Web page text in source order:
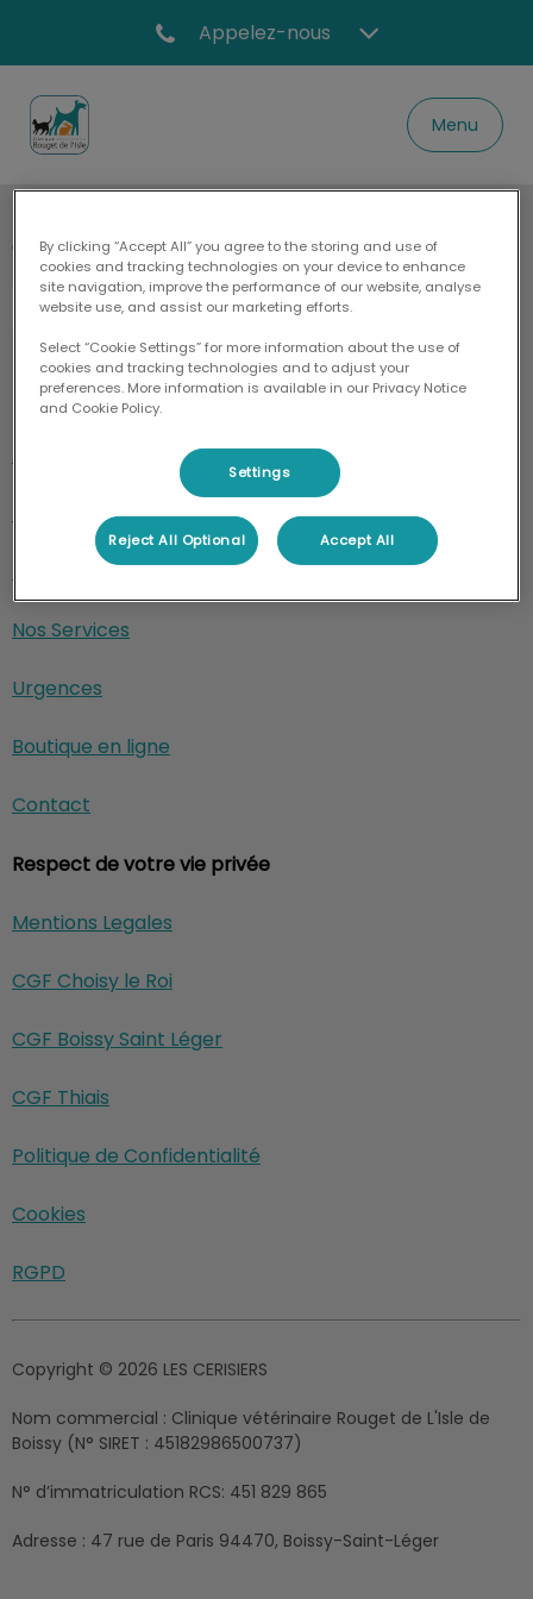
Appelez-nous
Menu
Page d'accueil de Clinique vétérinaire
Explorer
Accueil
Nos Structures
Nos Services
Urgences
Boutique en ligne
Contact
Respect de votre vie privée
Mentions Legales
CGF Choisy le Roi
CGF Boissy Saint Léger
CGF Thiais
Politique de Confidentialité
Cookies
RGPD
Clinique vétérinaire Rouget de L'Isle
Copyright © 2026 LES CERISIERS
Nom commercial : Clinique vétérinaire Rouget de L'Isle de
Boissy (N° SIRET : 45182986500737)
N° d’immatriculation RCS: 451 829 865
Adresse : 47 rue de Paris 94470, Boissy-Saint-Léger
By clicking “Accept All” you agree to the storing and use of
cookies and tracking technologies on your device to enhance
site navigation, improve the performance of our website, analyse
website use, and assist our marketing efforts.
Select “Cookie Settings” for more information about the use of
cookies and tracking technologies and to adjust your
preferences. More information is available in our Privacy Notice
and Cookie Policy.
Settings
Reject All Optional Accept All